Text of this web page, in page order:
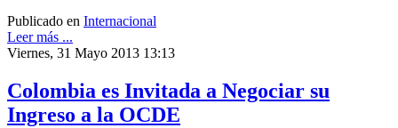
Publicado en Internacional
Leer más ...
Viernes, 31 Mayo 2013 13:13
Colombia es Invitada a Negociar su
Ingreso a la OCDE